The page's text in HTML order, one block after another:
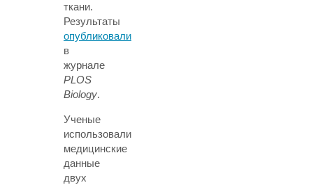
ткани.
Результаты
опубликовали
в
журнале
PLOS
Biology.
Ученые
использовали
медицинские
данные
двух